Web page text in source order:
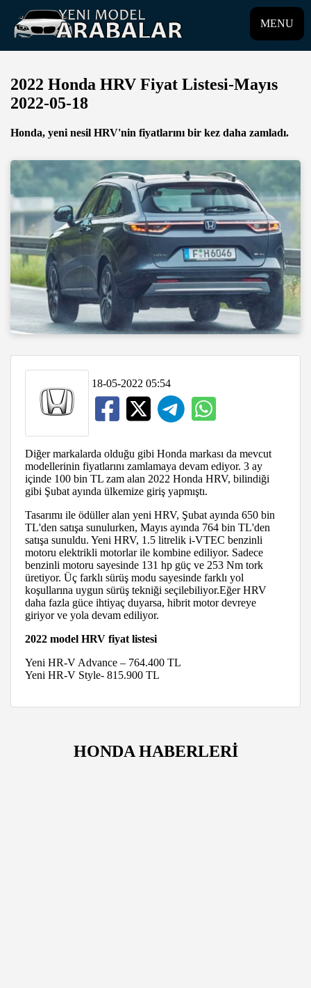
MENU
2022 Honda HRV Fiyat Listesi-Mayıs
2022-05-18
Honda, yeni nesil HRV'nin fiyatlarını bir kez daha zamladı.
18-05-2022 05:54
Diğer markalarda olduğu gibi Honda markası da mevcut
modellerinin fiyatlarını zamlamaya devam ediyor. 3 ay
içinde 100 bin TL zam alan 2022 Honda HRV, bilindiği
gibi Şubat ayında ülkemize giriş yapmıştı.
Tasarımı ile ödüller alan yeni HRV, Şubat ayında 650 bin
TL'den satışa sunulurken, Mayıs ayında 764 bin TL'den
satışa sunuldu. Yeni HRV, 1.5 litrelik i-VTEC benzinli
motoru elektrikli motorlar ile kombine ediliyor. Sadece
benzinli motoru sayesinde 131 hp güç ve 253 Nm tork
üretiyor. Üç farklı sürüş modu sayesinde farklı yol
koşullarına uygun sürüş tekniği seçilebiliyor.Eğer HRV
daha fazla güce ihtiyaç duyarsa, hibrit motor devreye
giriyor ve yola devam ediliyor.
2022 model HRV fiyat listesi
Yeni HR-V Advance – 764.400 TL
Yeni HR-V Style- 815.900 TL
HONDA HABERLERİ